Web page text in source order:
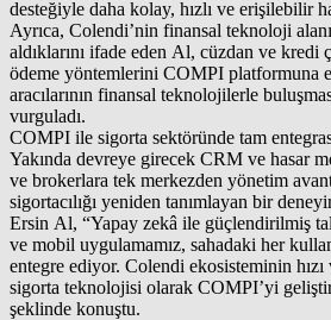
desteğiyle daha kolay, hızlı ve erişilebilir
Ayrıca, Colendi’nin finansal teknoloji
aldıklarını ifade eden Al, cüzdan ve
ödeme yöntemlerini COMPI platformuna
aracılarının finansal teknolojilerle
vurguladı.
COMPI ile sigorta sektöründe tam
Yakında devreye girecek CRM ve hasar
ve brokerlara tek merkezden yönetim
sigortacılığı yeniden tanımlayan bir
Ersin Al, “Yapay zekâ ile güçlendirilmiş
ve mobil uygulamamız, sahadaki her
entegre ediyor. Colendi ekosisteminin
sigorta teknolojisi olarak COMPI’yi
şeklinde konuştu.